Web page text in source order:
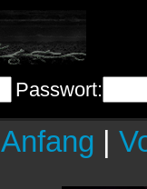
Passwort:
Anfang |